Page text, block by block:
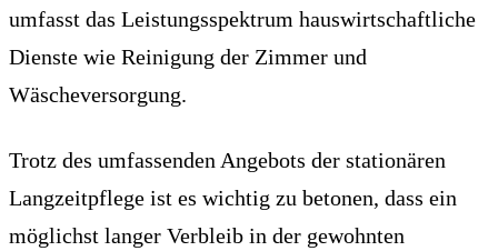
umfasst das Leistungsspektrum hauswirtschaftliche
Dienste wie Reinigung der Zimmer und
Wäscheversorgung.
Trotz des umfassenden Angebots der stationären
Langzeitpflege ist es wichtig zu betonen, dass ein
möglichst langer Verbleib in der gewohnten